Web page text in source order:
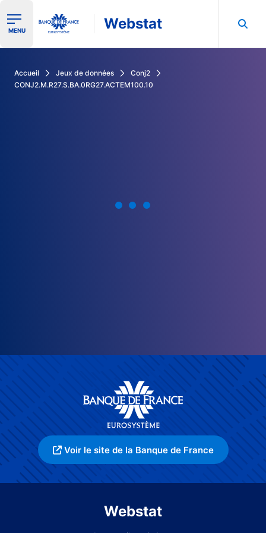
Ouvrir le menu de navigation
MENU Webstat
Accueil Jeux de données
Conj2
CONJ2.M.R27.S.BA.0RG27.ACTEM100.10
Voir le site de la Banque de France
Webstat